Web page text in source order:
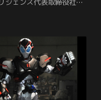
ジェンス代表取締役社長
太郎）の事情聴取を受け
いったい何の目的で！？
迅雷.netも新たな行動を
中川大輔）は、にこやか
ューマギアに近付く